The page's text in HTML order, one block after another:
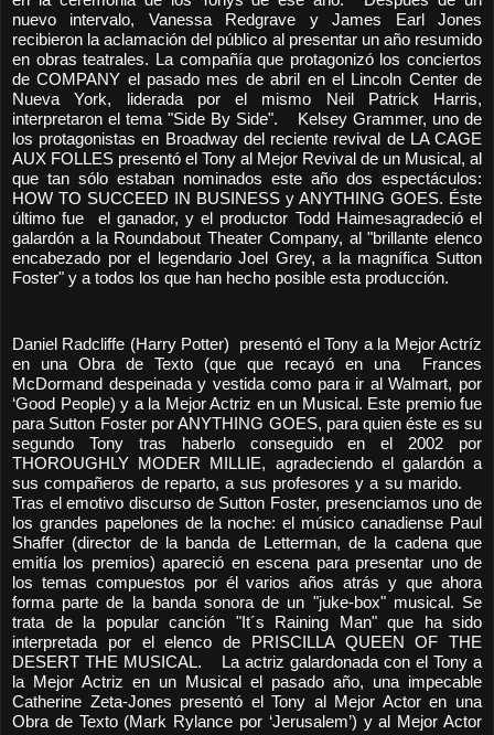
nuevo intervalo, Vanessa Redgrave y James Earl Jones
recibieron la aclamación del público al presentar un año resumido
en obras teatrales. La compañía que protagonizó los conciertos
de COMPANY el pasado mes de abril en el Lincoln Center de
Nueva York, liderada por el mismo Neil Patrick Harris,
interpretaron el tema "Side By Side". Kelsey Grammer, uno de
los protagonistas en Broadway del reciente revival de LA CAGE
AUX FOLLES presentó el Tony al Mejor Revival de un Musical, al
que tan sólo estaban nominados este año dos espectáculos:
HOW TO SUCCEED IN BUSINESS y ANYTHING GOES. Éste
último fue el ganador, y el productor Todd Haimesagradeció el
galardón a la Roundabout Theater Company, al "brillante elenco
encabezado por el legendario Joel Grey, a la magnífica Sutton
Foster" y a todos los que han hecho posible esta producción.
Daniel Radcliffe (Harry Potter) presentó el Tony a la Mejor Actríz
en una Obra de Texto (que que recayó en una Frances
McDormand despeinada y vestida como para ir al Walmart, por
‘Good People) y a la Mejor Actriz en un Musical. Este premio fue
para Sutton Foster por ANYTHING GOES, para quien éste es su
segundo Tony tras haberlo conseguido en el 2002 por
THOROUGHLY MODER MILLIE, agradeciendo el galardón a
sus compañeros de reparto, a sus profesores y a su marido.
Tras el emotivo discurso de Sutton Foster, presenciamos uno de
los grandes papelones de la noche: el músico canadiense Paul
Shaffer (director de la banda de Letterman, de la cadena que
emitía los premios) apareció en escena para presentar uno de
los temas compuestos por él varios años atrás y que ahora
forma parte de la banda sonora de un "juke-box" musical. Se
trata de la popular canción "It´s Raining Man" que ha sido
interpretada por el elenco de PRISCILLA QUEEN OF THE
DESERT THE MUSICAL. La actriz galardonada con el Tony a
la Mejor Actriz en un Musical el pasado año, una impecable
Catherine Zeta-Jones presentó el Tony al Mejor Actor en una
Obra de Texto (Mark Rylance por ‘Jerusalem’) y al Mejor Actor